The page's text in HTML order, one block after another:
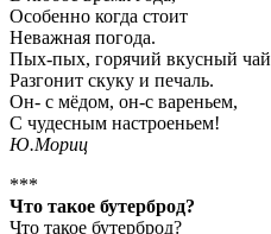
Особенно когда стоит
Неважная погода.
Пых-пых, горячий вкусный чай
Разгонит скуку и печаль.
Он- с мёдом, он-с вареньем,
С чудесным настроеньем!
Ю.Мориц
***
Что такое бутерброд?
Что такое бутерброд?